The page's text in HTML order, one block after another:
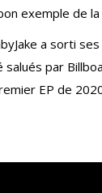
exemple de la
a sorti ses
salués par
EP de